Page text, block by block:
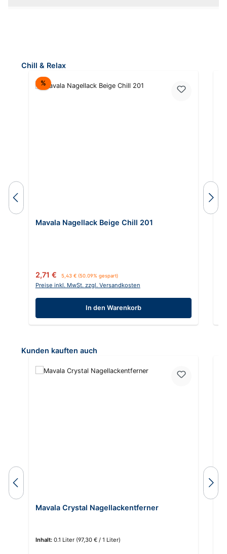
Produktgalerie überspringen
Chill & Relax
%Rabatt
Mavala Nagellack Beige Chill 201
Verkaufspreis:
2,71 € Regulärer Preis:
5,43 € (50.09% gespart)
Preise inkl. MwSt. zzgl. Versandkosten
In den Warenkorb
Produktgalerie überspringen
Kunden kauften auch
Mavala Crystal Nagellackentferner
Inhalt: 0.1 Liter (97,30 € / 1 Liter)